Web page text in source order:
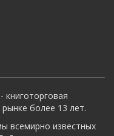
книготорговая
более 13 лет.
всемирно известных